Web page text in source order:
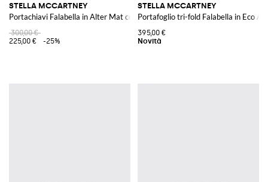
STELLA MCCARTNEY
Portachiavi Falabella in Alter Mat con finiture a catena
300,00 €
225,00 €
-25%
STELLA MCCARTNEY
Portafoglio tri-fold Falabella in Eco
395,00 €